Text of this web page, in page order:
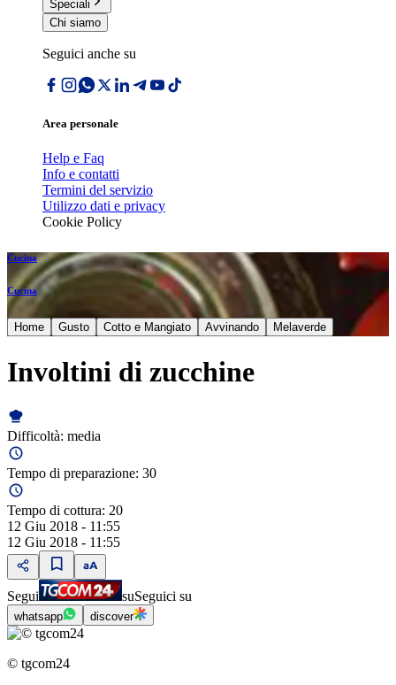
Speciali
Chi siamo
Seguici anche su
Area personale
Help e Faq
Info e contatti
Termini del servizio
Utilizzo dati e privacy
Cookie Policy
Cucina
Cucina
Home Gusto Cotto e Mangiato Avvinando Melaverde
Involtini di zucchine
Difficoltà: media
Tempo di preparazione: 30
Tempo di cottura: 20
12 Giu 2018 - 11:55
12 Giu 2018 - 11:55
Segui suSeguici su
whatsapp discover
© tgcom24